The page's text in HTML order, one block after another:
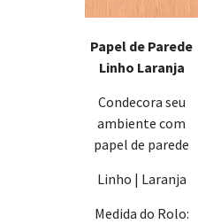
Papel de Parede
Linho Laranja
Condecora seu
ambiente com
papel de parede
Linho | Laranja
Medida do Rolo: